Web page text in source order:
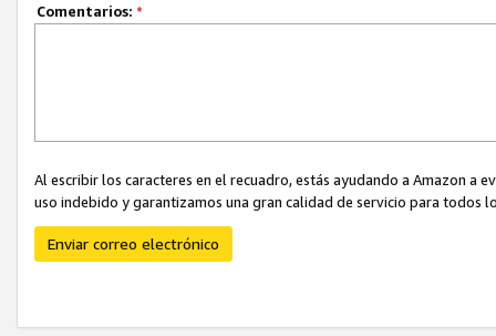
Comentarios: *
Al escribir los caracteres en el recuadro, estás ayudando a Amazon
uso indebido y garantizamos una gran calidad de servicio para todos
Enviar correo electrónico